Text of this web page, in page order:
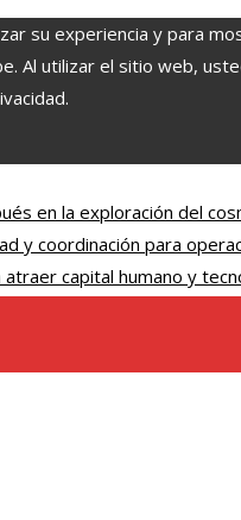
su experiencia y para
Al utilizar el sitio web,
en la exploración del
y coordinación para
capital humano y